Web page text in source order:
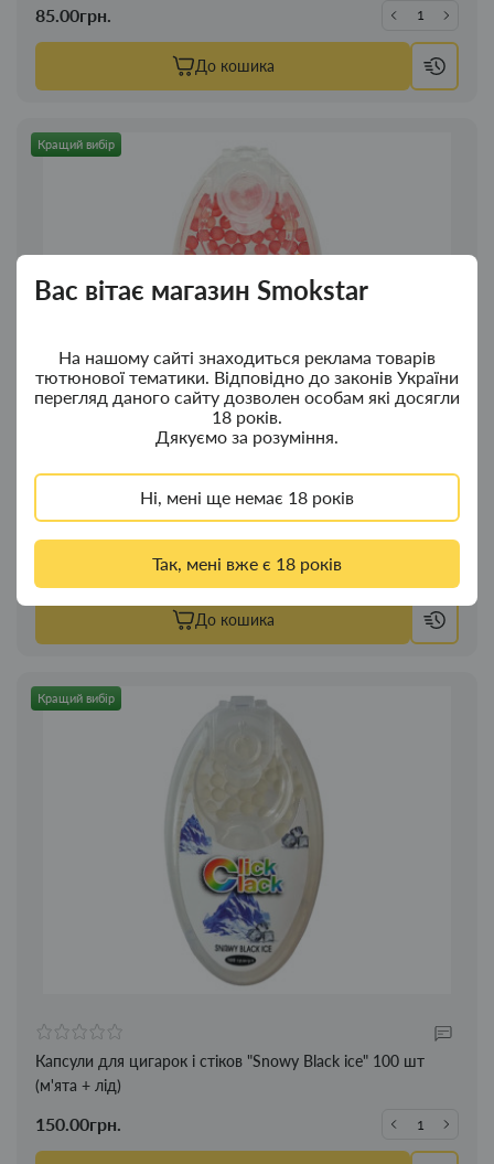
Вас вітає магазин Smokstar
На нашому сайті знаходиться реклама товарів
тютюнової тематики. Відповідно до законів України
перегляд даного сайту дозволен особам які досягли
18 років.
Дякуємо за розуміння.
Ні, мені ще немає 18 років
Так, мені вже є 18 років
85.00грн.
До кошика
Кращий вибір
Капсули для цигарок і стіков 100 шт (персиковий напій)
До кошика
Кращий вибір
Капсули для цигарок і стіков "Snowy Black ice" 100 шт
(м'ята + лід)
150.00грн.